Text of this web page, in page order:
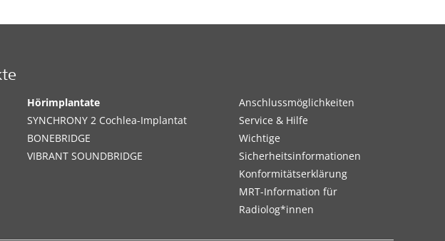
Hörimplantate
SYNCHRONY 2 Cochlea-Implantat
BONEBRIDGE
VIBRANT SOUNDBRIDGE
Anschlussmöglichkeiten
Service & Hilfe
Wichtige
Sicherheitsinformationen
Konformitätserklärung
MRT-Information für
Radiolog*innen